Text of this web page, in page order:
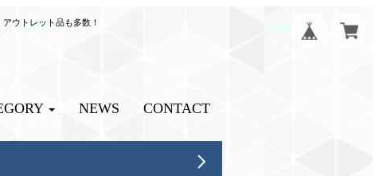
ウトレット品も多数！
NEWS CONTACT